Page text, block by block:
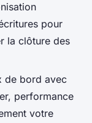
pour
la clôture des
de bord avec
performance
votre